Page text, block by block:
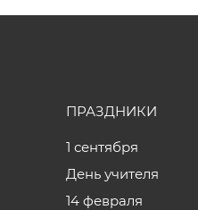
ПРАЗДНИКИ
1 сентября
День учителя
14 февраля